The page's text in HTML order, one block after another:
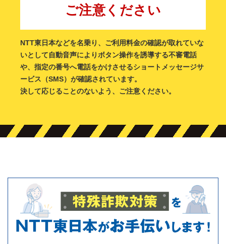
ご注意ください
NTT東日本などを名乗り、ご利用料金の確認が取れていな
いとして自動音声によりボタン操作を誘導する不審電話
や、 指定の番号へ電話をかけさせるショートメッセージサ
ービス（SMS）が確認されています。
決して応じることのないよう、ご注意ください。